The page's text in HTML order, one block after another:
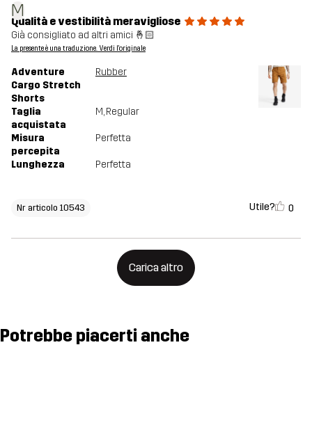
M
Qualità e vestibilità meravigliose
Già consigliato ad altri amici 🤞🏻
La presente è una traduzione. Verdi l'originale
Adventure
Cargo Stretch
Shorts
Rubber
Taglia
acquistata
M, Regular
Misura
percepita
Perfetta
Lunghezza Perfetta
Nr articolo 10543 Utile? 0
Carica altro
Potrebbe piacerti anche